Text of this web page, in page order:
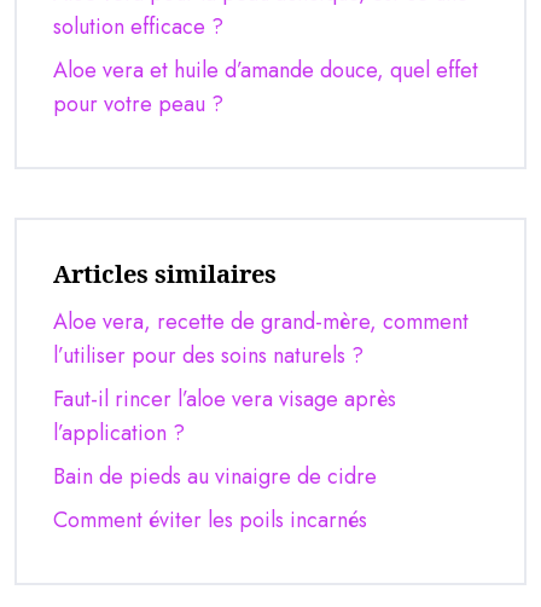
solution efficace ?
Aloe vera et huile d’amande douce, quel effet
pour votre peau ?
Articles similaires
Aloe vera, recette de grand-mère, comment
l’utiliser pour des soins naturels ?
Faut-il rincer l’aloe vera visage après
l’application ?
Bain de pieds au vinaigre de cidre
Comment éviter les poils incarnés